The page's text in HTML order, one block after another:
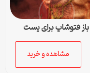
باز فتوشاپ برای پست
مشاهده و خرید